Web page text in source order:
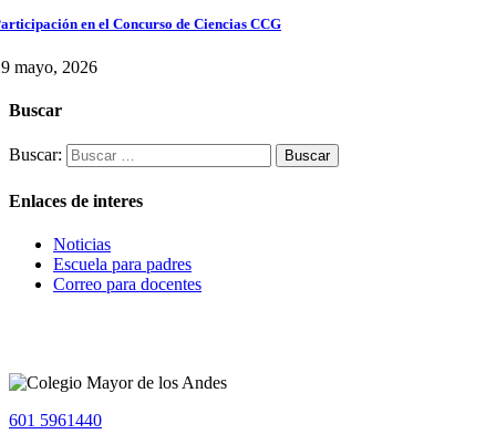
en el Concurso de Ciencias CCG
mayo, 2026
Buscar
Buscar:
Enlaces de interes
Noticias
Escuela para padres
Correo para docentes
601 5961440